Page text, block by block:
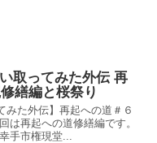
取ってみた外伝 再
繕編と桜祭り
みた外伝】再起への道＃６
は再起への道修繕編です。
手市権現堂...